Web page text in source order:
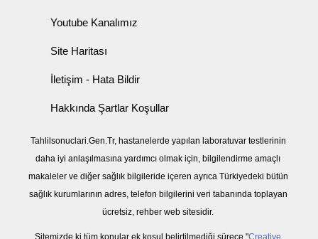
Youtube Kanalımız
Site Haritası
İletişim - Hata Bildir
Hakkında Şartlar Koşullar
Tahlilsonuclari.Gen.Tr, hastanelerde yapılan laboratuvar testlerinin
daha iyi anlaşılmasına yardımcı olmak için, bilgilendirme amaçlı
makaleler ve diğer sağlık bilgileride içeren ayrıca Türkiyedeki bütün
sağlık kurumlarının adres, telefon bilgilerini veri tabanında toplayan
ücretsiz, rehber web sitesidir.